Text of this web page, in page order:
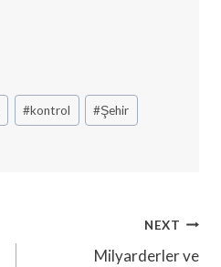
#kontrol #Şehir
NEXT
Milyarderler ve